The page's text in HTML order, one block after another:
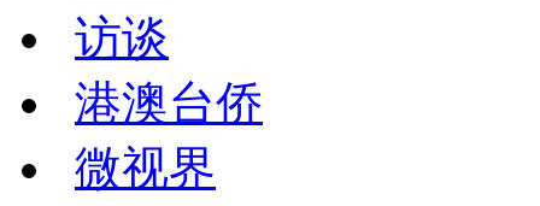
访谈
港澳台侨
微视界